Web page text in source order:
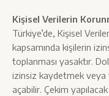
Kişisel Verilerin
Türkiye’de, Kişisel
kapsamında kişilerin
toplanması yasaktır.
izinsiz kaydetmek veya
açabilir. Çekim